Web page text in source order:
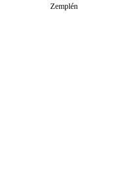
Zemplén